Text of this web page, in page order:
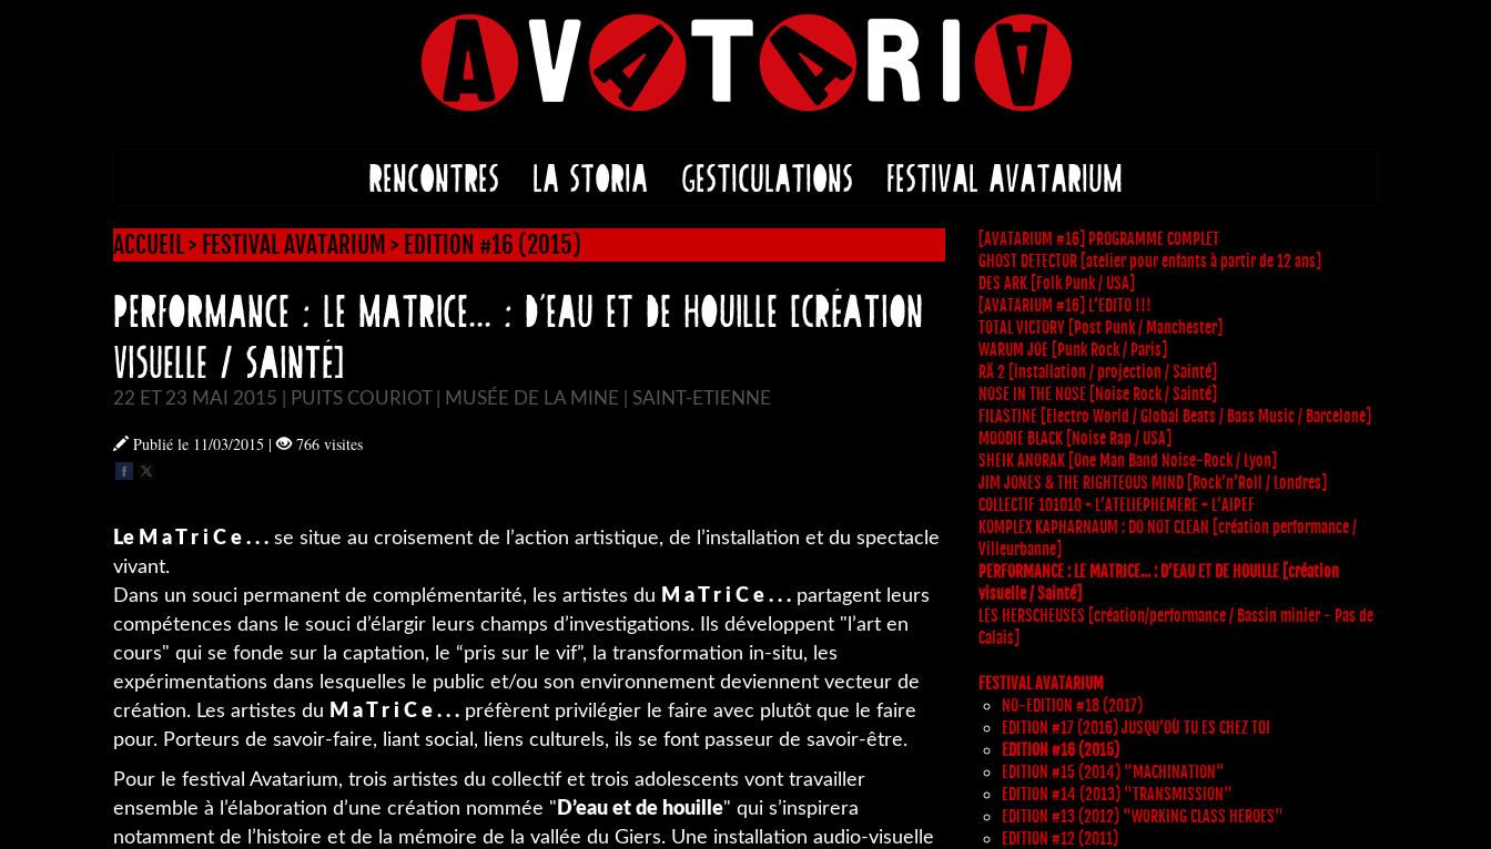
RENCONTRES LA STORIA GESTICULATIONS FESTIVAL AVATARIUM
ACCUEIL> FESTIVAL AVATARIUM > EDITION #16 (2015)
PERFORMANCE : LE MATRICE... : D’EAU ET DE HOUILLE [création
visuelle / Sainté]
22 ET 23 MAI 2015 | PUITS COURIOT | MUSÉE DE LA MINE | SAINT-ETIENNE
Publié le 11/03/2015 | 766 visites
Le M a T r i C e . . . se situe au croisement de l’action artistique, de l’installation et du spectacle
vivant.
Dans un souci permanent de complémentarité, les artistes du M a T r i C e . . . partagent leurs
compétences dans le souci d’élargir leurs champs d’investigations. Ils développent "l’art en
cours" qui se fonde sur la captation, le “pris sur le vif”, la transformation in-situ, les
expérimentations dans lesquelles le public et/ou son environnement deviennent vecteur de
création. Les artistes du M a T r i C e . . . préfèrent privilégier le faire avec plutôt que le faire
pour. Porteurs de savoir-faire, liant social, liens culturels, ils se font passeur de savoir-être.
Pour le festival Avatarium, trois artistes du collectif et trois adolescents vont travailler
ensemble à l’élaboration d’une création nommée " D’eau et de houille" qui s’inspirera
notamment de l’histoire et de la mémoire de la vallée du Giers. Une installation audio-visuelle
[AVATARIUM #16] PROGRAMME COMPLET
GHOST DETECTOR [atelier pour enfants à partir de 12 ans]
DES ARK [Folk Punk / USA]
[AVATARIUM #16] L’EDITO !!!
TOTAL VICTORY [Post Punk / Manchester]
WARUM JOE [Punk Rock / Paris]
RÄ 2 [installation / projection / Sainté]
NOSE IN THE NOSE [Noise Rock / Sainté]
FILASTINE [Electro World / Global Beats / Bass Music / Barcelone]
MOODIE BLACK [Noise Rap / USA]
SHEIK ANORAK [One Man Band Noise-Rock / Lyon]
JIM JONES & THE RIGHTEOUS MIND [Rock’n’Roll / Londres]
COLLECTIF 101010 + L’ATELIEPHEMERE + L’AIPEF
KOMPLEX KAPHARNAUM : DO NOT CLEAN [création performance /
Villeurbanne]
PERFORMANCE : LE MATRICE... : D’EAU ET DE HOUILLE [création
visuelle / Sainté]
LES HERSCHEUSES [création/performance / Bassin minier - Pas de
Calais]
FESTIVAL AVATARIUM
NO-EDITION #18 (2017)
EDITION #17 (2016) JUSQU’OÙ TU ES CHEZ TOI
EDITION #16 (2015)
EDITION #15 (2014) "MACHINATION"
EDITION #14 (2013) "TRANSMISSION"
EDITION #13 (2012) "WORKING CLASS HEROES"
EDITION #12 (2011)